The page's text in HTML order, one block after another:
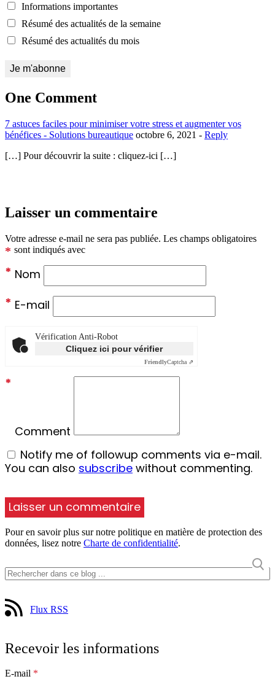
Informations importantes
Résumé des actualités de la semaine
Résumé des actualités du mois
One Comment
7 astuces faciles pour minimiser votre stress et augmenter vos
bénéfices - Solutions bureautique octobre 6, 2021 - Reply
[…] Pour découvrir la suite : cliquez-ici […]
Laisser un commentaire
Votre adresse e-mail ne sera pas publiée. Les champs obligatoires
sont indiqués avec
*
Nom
*
E-mail
*
Vérification Anti-Robot
Cliquez ici pour vérifier
FriendlyCaptcha ⇗
Comment
*
Notify me of followup comments via e-mail.
You can also subscribe without commenting.
Pour en savoir plus sur notre politique en matière de protection des
données, lisez notre Charte de confidentialité.
Flux RSS
Recevoir les informations
E-mail *